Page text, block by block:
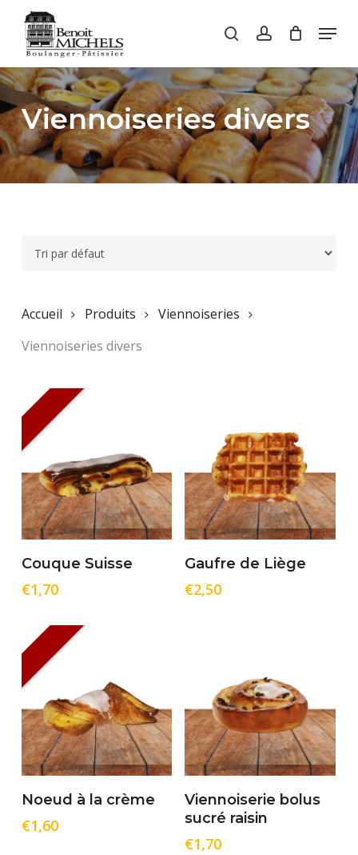
main
content
searchaccount
Menu
Viennoiseries divers
Accueil Produits
Viennoiseries
Viennoiseries divers
Ajouter Au Panier
Couque Suisse
€1,70
Ajouter Au Panier
Gaufre de Liège
€2,50
Ajouter Au Panier
Noeud à la crème
€1,60
Ajouter Au Panier
Viennoiserie bolus
sucré raisin
€1,70
Menu